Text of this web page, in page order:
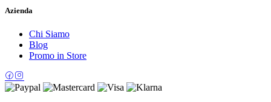
Azienda
Chi Siamo
Blog
Promo in Store